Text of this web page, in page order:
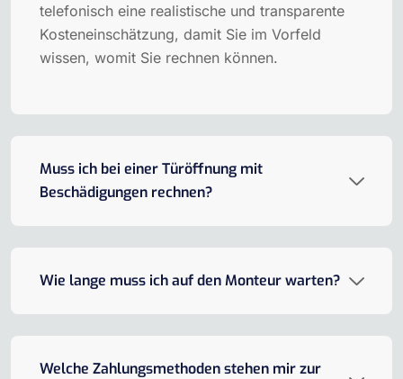
telefonisch eine realistische und transparente
Kosteneinschätzung, damit Sie im Vorfeld
wissen, womit Sie rechnen können.
Muss ich bei einer Türöffnung mit
Beschädigungen rechnen?
Wie lange muss ich auf den Monteur warten?
Welche Zahlungsmethoden stehen mir zur